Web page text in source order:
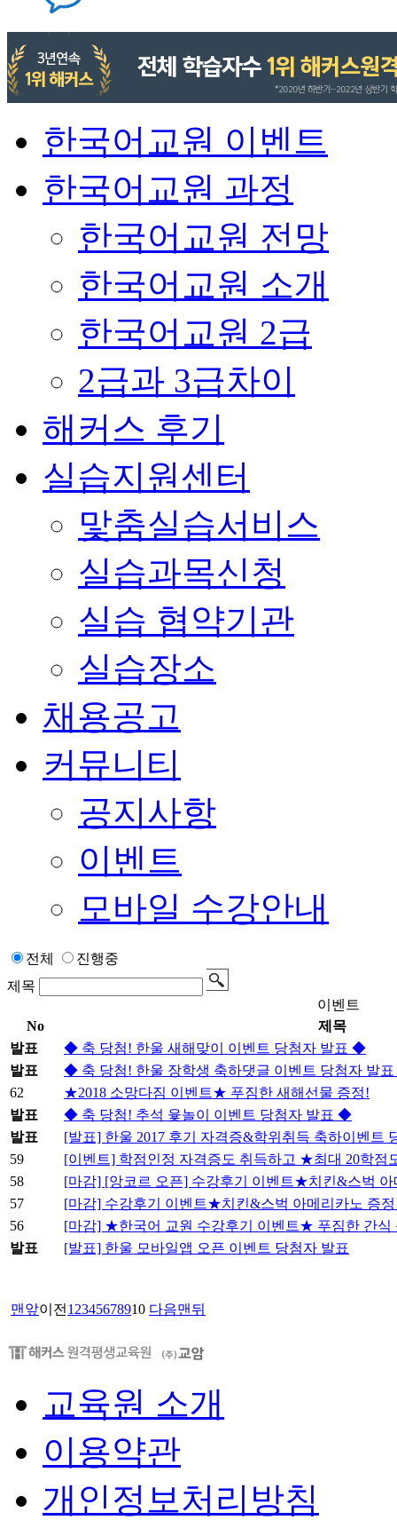
한국어교원 이벤트
한국어교원 과정
한국어교원 전망
한국어교원 소개
한국어교원 2급
2급과 3급차이
해커스 후기
실습지원센터
맟춤실습서비스
실습과목신청
실습 협약기관
실습장소
채용공고
커뮤니티
공지사항
이벤트
모바일 수강안내
전체
진행중
제목
이벤트
No
제목
발표
◆ 축 당첨! 한울 새해맞이 이벤트 당첨자 발표 ◆
발표
◆ 축 당첨! 한울 장학생 축하댓글 이벤트 당첨자 발
62
★2018 소망다짐 이벤트★ 푸짐한 새해선물 증정!
발표
◆ 축 당첨! 추석 윷놀이 이벤트 당첨자 발표 ◆
발표
[발표] 한울 2017 후기 자격증&학위취득 축하이벤트
59
[이벤트] 학점인정 자격증도 취득하고 ★최대 20학점
58
[마감] [앙코르 오픈] 수강후기 이벤트★치킨&스벅 아
57
[마감] 수강후기 이벤트★치킨&스벅 아메리카노 증
56
[마감] ★한국어 교원 수강후기 이벤트★ 푸짐한 간식
발표
[발표] 한울 모바일앱 오픈 이벤트 당첨자 발표
맨앞이전 1 2345678910 다음맨뒤
교육원 소개
이용약관
개인정보처리방침